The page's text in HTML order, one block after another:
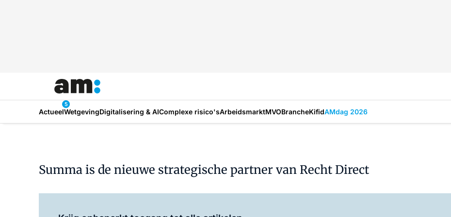
Actueel
5
WetgevingDigitalisering & AIComplexe risico'sArbeidsmarktMVOBrancheKifidAMdag 2026
Summa is de nieuwe strategische partner van Recht Direct